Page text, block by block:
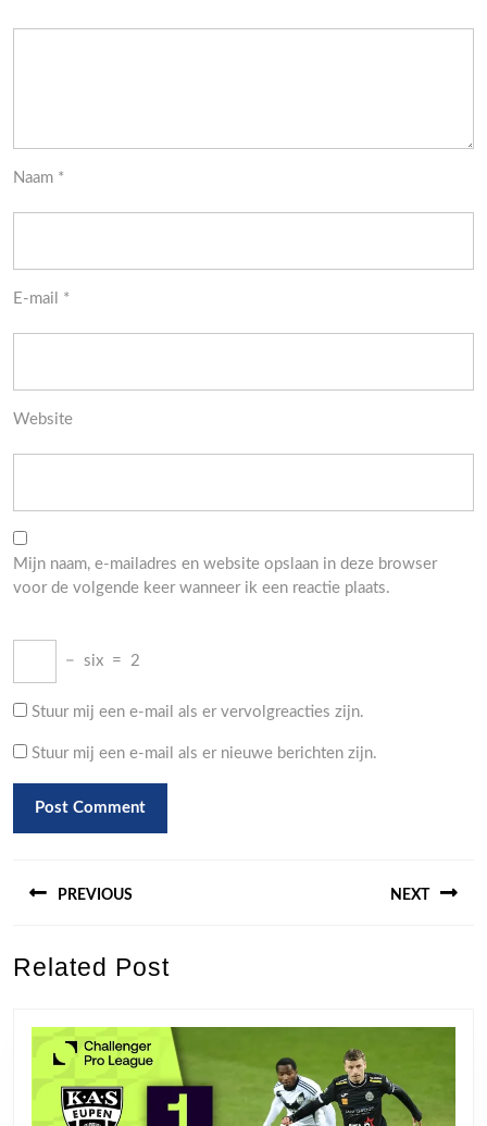
Naam *
E-mail *
Website
Mijn naam, e-mailadres en website opslaan in deze browser
voor de volgende keer wanneer ik een reactie plaats.
− six = 2
Stuur mij een e-mail als er vervolgreacties zijn.
Stuur mij een e-mail als er nieuwe berichten zijn.
PREVIOUS
post:
NEXT
Related Post